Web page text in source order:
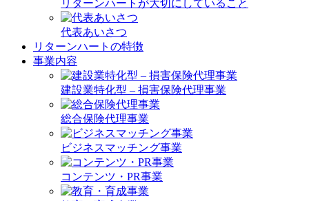
リターンハートが大切にしていること
代表あいさつ
リターンハートの特徴
事業内容
建設業特化型 – 損害保険代理事業
総合保険代理事業
ビジネスマッチング事業
コンテンツ・PR事業